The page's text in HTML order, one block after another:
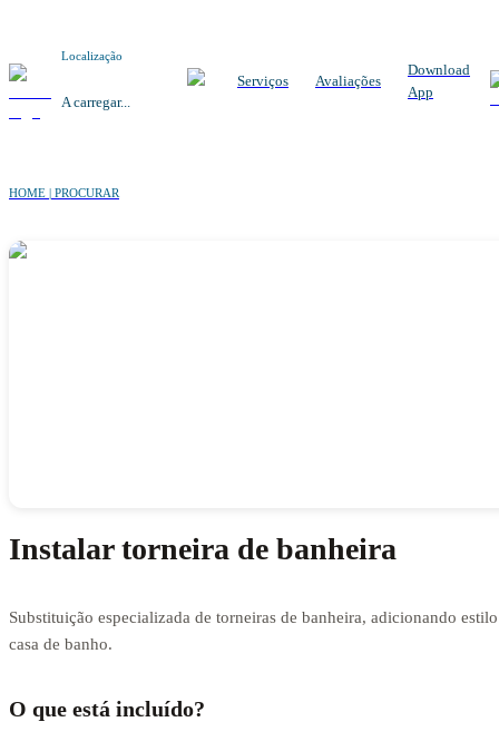
Localização
A carregar...
Serviços Avaliações
Download
App
HOME | PROCURAR
Instalar torneira de banheira
Substituição especializada de torneiras de banheira, adicionando
casa de banho.
O que está incluído?